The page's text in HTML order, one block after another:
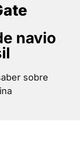
navio
sobre